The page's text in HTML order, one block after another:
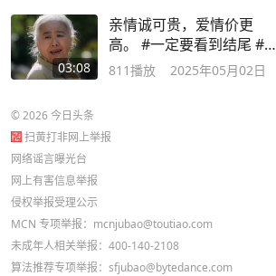
03:08
亲情诚可贵，爱情价更
高。 #一定要看到结尾 #反
转
811播放 2025年05月02日
©2026今日头条
扫黄打非网上举报
网络谣言曝光台
网上有害信息举报
侵权举报受理公示
MCN 专项举报：mcnjubao@toutiao.com
未成年人相关举报：400-140-2108
算法推荐专项举报：sfjubao@bytedance.com